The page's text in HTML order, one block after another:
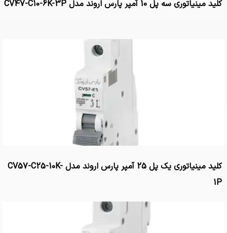
کلید مینیاتوری سه پل 10 آمپر پارس اروند مدل CV47-C10-6K-3P
کلید مینیاتوری یک پل 25 آمپر پارس اروند مدل CV57-C25-10K-
1P